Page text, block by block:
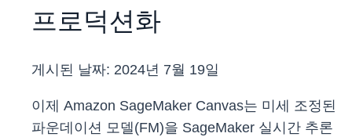
프로덕션화
게시된 날짜: 2024년 7월 19일
이제 Amazon SageMaker Canvas는 미세 조정된
파운데이션 모델(FM)을 SageMaker 실시간 추론